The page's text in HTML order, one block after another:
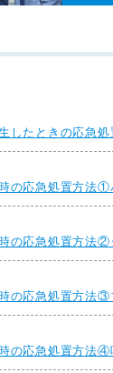
したときの応急処
の応急処置方法①
の応急処置方法②
の応急処置方法③
の応急処置方法④